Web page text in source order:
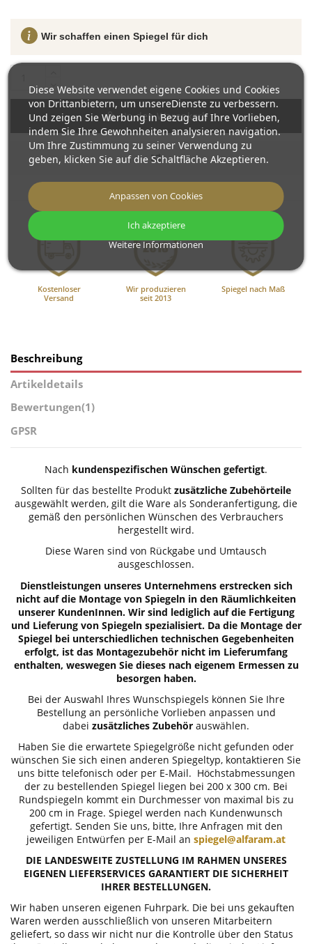
In den Warenkorb
Wir schaffen einen Spiegel für dich
Kostenloser
Versand
Wir produzieren
seit 2013
Spiegel nach Maß
Beschreibung
Artikeldetails
Bewertungen(1)
GPSR
Nach kundenspezifischen Wünschen gefertigt.
Sollten für das bestellte Produkt zusätzliche Zubehörteile
ausgewählt werden, gilt die Ware als Sonderanfertigung, die
gemäß den persönlichen Wünschen des Verbrauchers
hergestellt wird.
Diese Waren sind von Rückgabe und Umtausch
ausgeschlossen.
Dienstleistungen unseres Unternehmens erstrecken sich
nicht auf die Montage von Spiegeln in den Räumlichkeiten
unserer KundenInnen. Wir sind lediglich auf die Fertigung
und Lieferung von Spiegeln spezialisiert. Da die Montage der
Spiegel bei unterschiedlichen technischen Gegebenheiten
erfolgt, ist das Montagezubehör nicht im Lieferumfang
enthalten, weswegen Sie dieses nach eigenem Ermessen zu
besorgen haben.
Bei der Auswahl Ihres Wunschspiegels können Sie Ihre
Bestellung an persönliche Vorlieben anpassen und
dabei zusätzliches Zubehör auswählen.
Haben Sie die erwartete Spiegelgröße nicht gefunden oder
wünschen Sie sich einen anderen Spiegeltyp, kontaktieren Sie
uns bitte telefonisch oder per E-Mail. Höchstabmessungen
der zu bestellenden Spiegel liegen bei 200 x 300 cm. Bei
Rundspiegeln kommt ein Durchmesser von maximal bis zu
200 cm in Frage. Spiegel werden nach Kundenwunsch
gefertigt. Senden Sie uns, bitte, Ihre Anfragen mit den
jeweiligen Entwürfen per E-Mail an spiegel@alfaram.at
DIE LANDESWEITE ZUSTELLUNG IM RAHMEN UNSERES
EIGENEN LIEFERSERVICES GARANTIERT DIE SICHERHEIT
IHRER BESTELLUNGEN.
Wir haben unseren eigenen Fuhrpark. Die bei uns gekauften
Waren werden ausschließlich von unseren Mitarbeitern
geliefert, so dass wir nicht nur die Kontrolle über den Status
Diese Website verwendet eigene Cookies und Cookies
von Drittanbietern, um unsereDienste zu verbessern.
Und zeigen Sie Werbung in Bezug auf Ihre Vorlieben,
indem Sie Ihre Gewohnheiten analysieren navigation.
Um Ihre Zustimmung zu seiner Verwendung zu
geben, klicken Sie auf die Schaltfläche Akzeptieren.
Weitere Informationen
Anpassen von Cookies
Ich akzeptiere